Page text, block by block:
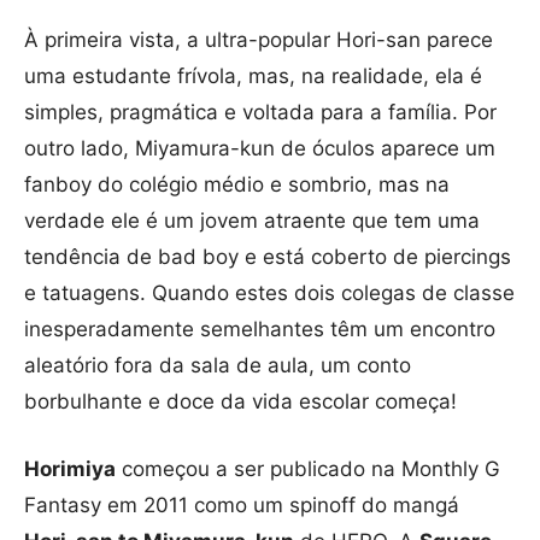
À primeira vista, a ultra-popular Hori-san parece
uma estudante frívola, mas, na realidade, ela é
simples, pragmática e voltada para a família. Por
outro lado, Miyamura-kun de óculos aparece um
fanboy do colégio médio e sombrio, mas na
verdade ele é um jovem atraente que tem uma
tendência de bad boy e está coberto de piercings
e tatuagens. Quando estes dois colegas de classe
inesperadamente semelhantes têm um encontro
aleatório fora da sala de aula, um conto
borbulhante e doce da vida escolar começa!
Horimiya começou a ser publicado na Monthly G
Fantasy em 2011 como um spinoff do mangá